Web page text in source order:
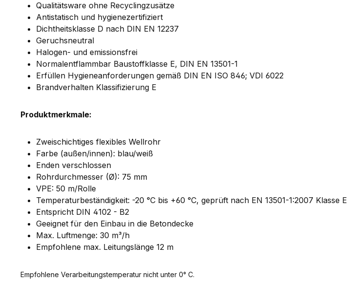
Qualitätsware ohne Recyclingzusätze
Antistatisch und hygienezertifiziert
Dichtheitsklasse D nach DIN EN 12237
Geruchsneutral
Halogen- und emissionsfrei
Normalentflammbar Baustoffklasse E, DIN EN 13501-1
Erfüllen Hygieneanforderungen gemäß DIN EN ISO 846; VDI 6022
Brandverhalten Klassifizierung E
Produktmerkmale:
Zweischichtiges flexibles Wellrohr
Farbe (außen/innen): blau/weiß
Enden verschlossen
Rohrdurchmesser (Ø): 75 mm
VPE: 50 m/Rolle
Temperaturbeständigkeit: -20 °C bis +60 °C, geprüft nach EN 13501-1:2007 Klasse E
Entspricht DIN 4102 - B2
Geeignet für den Einbau in die Betondecke
Max. Luftmenge: 30 m³/h
Empfohlene max. Leitungslänge 12 m
Empfohlene Verarbeitungstemperatur nicht unter 0° C.